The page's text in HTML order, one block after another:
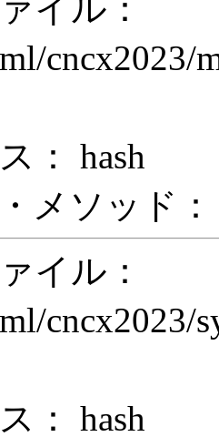
イル：
cncx2023/
： hash
メソッド：
イル：
cncx2023/
： hash